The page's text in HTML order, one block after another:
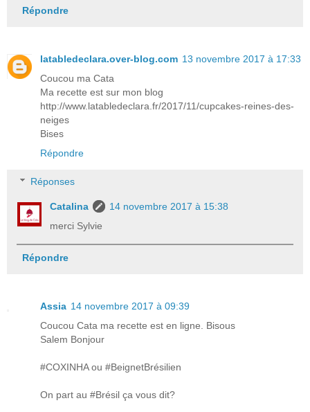
Répondre
latabledeclara.over-blog.com 13 novembre 2017 à 17:33
Coucou ma Cata
Ma recette est sur mon blog
http://www.latabledeclara.fr/2017/11/cupcakes-reines-des-
neiges
Bises
Répondre
Réponses
Catalina
14 novembre 2017 à 15:38
merci Sylvie
Répondre
Assia 14 novembre 2017 à 09:39
Coucou Cata ma recette est en ligne. Bisous
Salem Bonjour
#COXINHA ou #BeignetBrésilien
On part au #Brésil ça vous dit?